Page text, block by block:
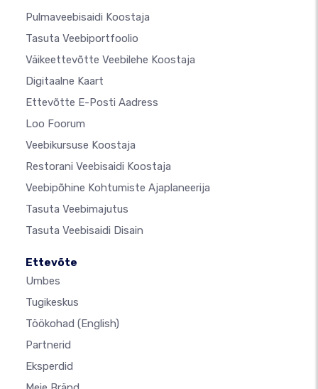
Pulmaveebisaidi Koostaja
Tasuta Veebiportfoolio
Väikeettevõtte Veebilehe Koostaja
Digitaalne Kaart
Ettevõtte E-Posti Aadress
Loo Foorum
Veebikursuse Koostaja
Restorani Veebisaidi Koostaja
Veebipõhine Kohtumiste Ajaplaneerija
Tasuta Veebimajutus
Tasuta Veebisaidi Disain
Ettevõte
Umbes
Tugikeskus
Töökohad (English)
Partnerid
Eksperdid